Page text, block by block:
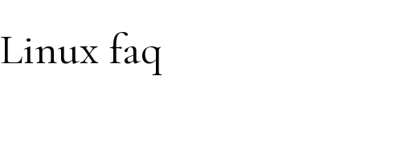
Linux faq